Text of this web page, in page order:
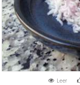
Leer